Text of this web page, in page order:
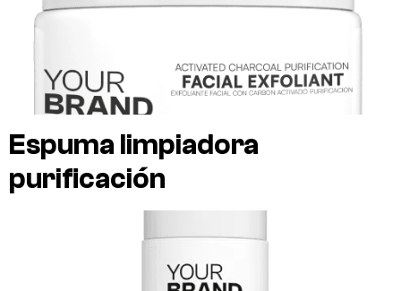
Espuma limpiadora
purificación